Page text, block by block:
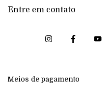
Entre em contato
Meios de pagamento